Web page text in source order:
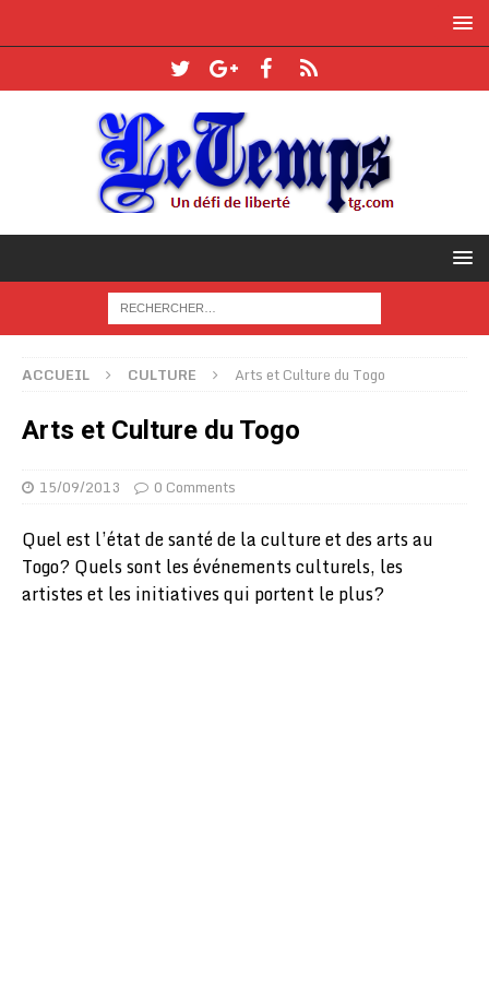
ACCUEIL CULTURE Arts et Culture du Togo
Arts et Culture du Togo
15/09/2013 0 Comments
Quel est l’état de santé de la culture et des arts au
Togo? Quels sont les événements culturels, les
artistes et les initiatives qui portent le plus?